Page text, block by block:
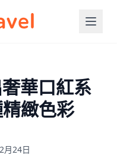
華口紅系
緻色彩
月24日